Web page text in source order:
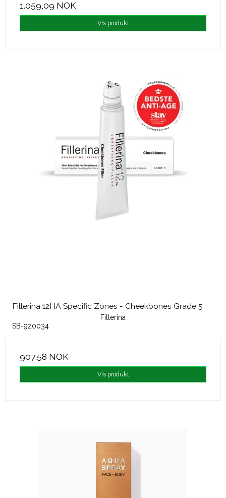
1.059,09 NOK
Vis produkt
Fillerina 12HA Specific Zones - Cheekbones Grade 5
Fillerina
SB-920034
907,58 NOK
Vis produkt